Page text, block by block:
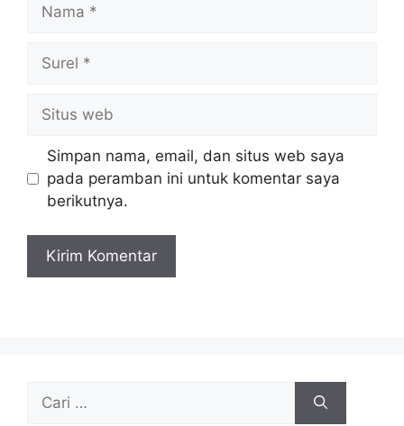
web
Simpan nama, email, dan situs web saya
pada peramban ini untuk komentar saya
berikutnya.
untuk: